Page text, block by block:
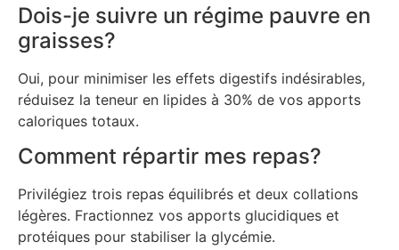
Dois-je suivre un régime pauvre en
graisses?
Oui, pour minimiser les effets digestifs indésirables,
réduisez la teneur en lipides à 30% de vos apports
caloriques totaux.
Comment répartir mes repas?
Privilégiez trois repas équilibrés et deux collations
légères. Fractionnez vos apports glucidiques et
protéiques pour stabiliser la glycémie.